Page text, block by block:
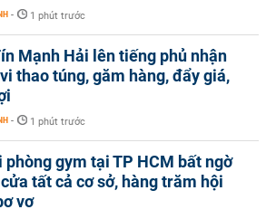
- 1 phút trước
Mạnh Hải lên tiếng phủ nhận
thao túng, găm hàng, đẩy giá,
- 1 phút trước
phòng gym tại TP HCM bất ngờ
tất cả cơ sở, hàng trăm hội
vơ